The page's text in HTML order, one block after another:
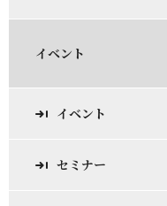
イベント
イベント
セミナー